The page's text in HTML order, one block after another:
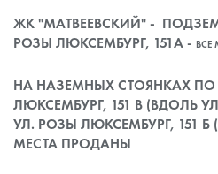
ЖК "МАТВЕЕВСКИЙ" -
РОЗЫ ЛЮКСЕМБУРГ, 151А - ВСЕ
НА НАЗЕМНЫХ СТОЯНКАХ ПО
ЛЮКСЕМБУРГ, 151 В (ВДОЛЬ
УЛ. РОЗЫ ЛЮКСЕМБУРГ, 151
МЕСТА ПРОДАНЫ